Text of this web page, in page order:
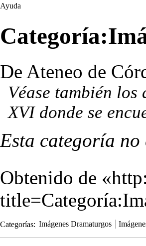
Ayuda
De Ateneo de
Véase también
XVIdonde se
Esta categoría
Obtenido de «
Categorías: Imágenes Dramaturgos